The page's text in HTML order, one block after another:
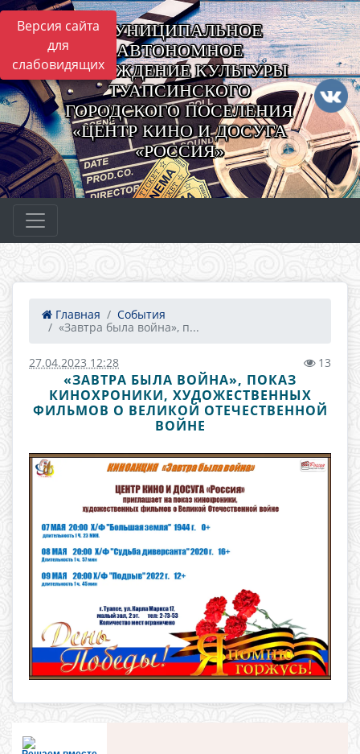
Версия сайта
для
слабовидящих
МУНИЦИПАЛЬНОЕ
АВТОНОМНОЕ
УЧРЕЖДЕНИЕ КУЛЬТУРЫ
ТУАПСИНСКОГО
ГОРОДСКОГО ПОСЕЛЕНИЯ
«ЦЕНТР КИНО И ДОСУГА
«РОССИЯ»
Главная
События
«Завтра была война», п...
27.04.2023 12:28 13
«ЗАВТРА БЫЛА ВОЙНА», ПОКАЗ
КИНОХРОНИКИ, ХУДОЖЕСТВЕННЫХ
ФИЛЬМОВ О ВЕЛИКОЙ ОТЕЧЕСТВЕННОЙ
ВОЙНЕ